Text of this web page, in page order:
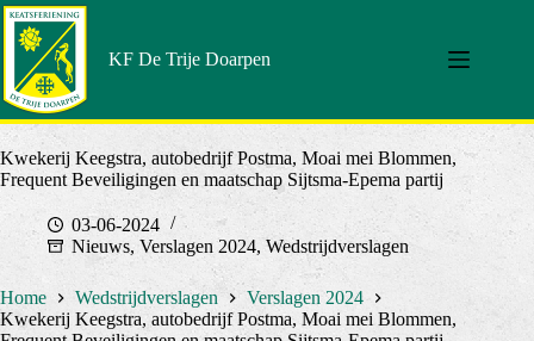
Doorgaan
naar
artikel
KF De Trije Doarpen
Kwekerij Keegstra, autobedrijf Postma, Moai mei Blommen,
Frequent Beveiligingen en maatschap Sijtsma-Epema partij
03-06-2024
Nieuws, Verslagen 2024, Wedstrijdverslagen
Home Wedstrijdverslagen
Verslagen 2024
Kwekerij Keegstra, autobedrijf Postma, Moai mei Blommen,